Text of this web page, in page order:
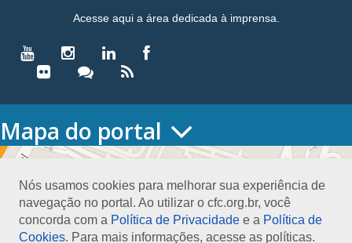
Nós usamos cookies para melhorar sua experiência de
navegação no portal. Ao utilizar o cfc.org.br, você
concorda com a Política de Privacidade e a Política de
Cookies. Para mais informações, acesse as políticas.
Acesse aqui a área dedicada à imprensa.
Mapa do portal
HOME
Conselho Diretor
Nossa Sede
Planejamento